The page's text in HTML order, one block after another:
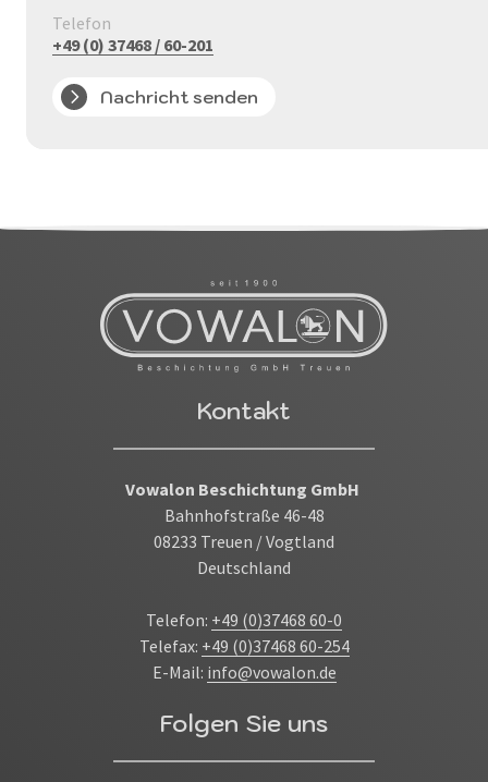
Telefon
+49 (0) 37468 / 60-201
Nachricht senden
Kontakt
Vowalon Beschichtung GmbH
Bahnhofstraße 46-48
08233 Treuen / Vogtland
Deutschland
Telefon: +49 (0)37468 60-0
Telefax: +49 (0)37468 60-254
E-Mail: info@vowalon.de
Folgen Sie uns